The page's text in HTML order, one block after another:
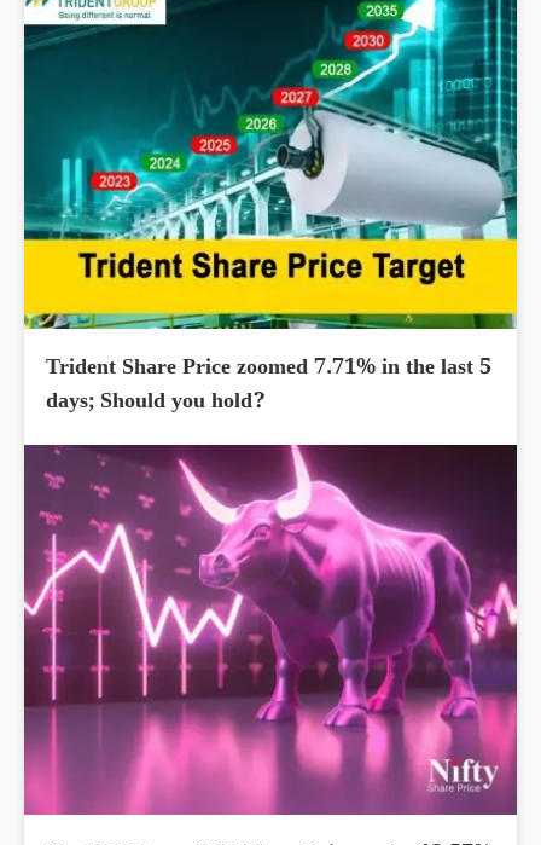
Trident Share Price zoomed 7.71% in the last 5
days; Should you hold?